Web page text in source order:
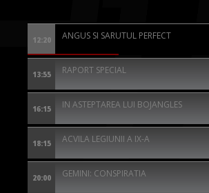
12:20 ANGUS SI SARUTUL PERFECT
13:55 RAPORT SPECIAL
16:15 IN ASTEPTAREA LUI BOJANGLES
18:15 ACVILA LEGIUNII A IX-A
20:00 GEMINI: CONSPIRATIA